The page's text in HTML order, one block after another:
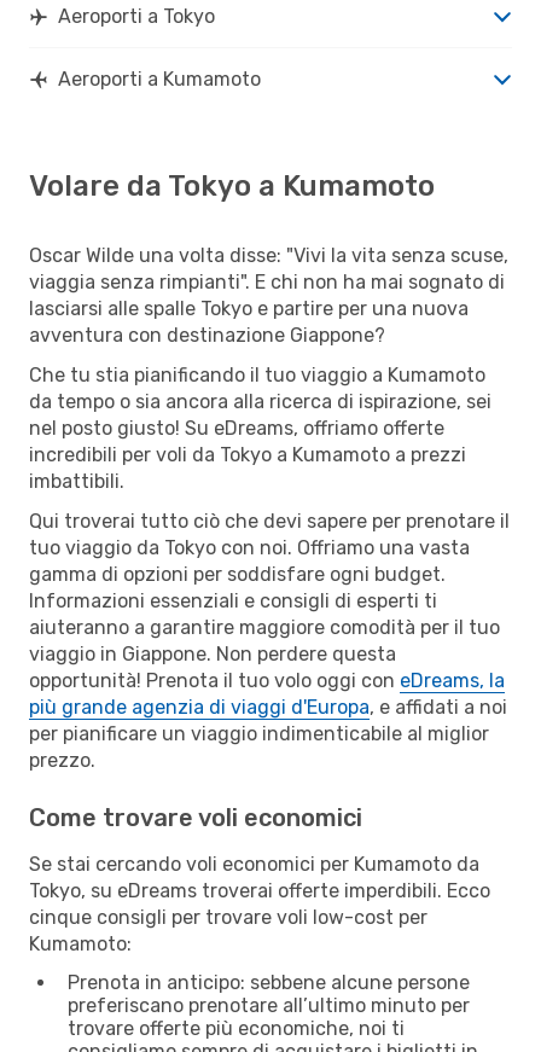
Aeroporti a Tokyo
Aeroporti a Kumamoto
Volare da Tokyo a Kumamoto
Oscar Wilde una volta disse: "Vivi la vita senza scuse,
viaggia senza rimpianti". E chi non ha mai sognato di
lasciarsi alle spalle Tokyo e partire per una nuova
avventura con destinazione Giappone?
Che tu stia pianificando il tuo viaggio a Kumamoto
da tempo o sia ancora alla ricerca di ispirazione, sei
nel posto giusto! Su eDreams, offriamo offerte
incredibili per voli da Tokyo a Kumamoto a prezzi
imbattibili.
Qui troverai tutto ciò che devi sapere per prenotare il
tuo viaggio da Tokyo con noi. Offriamo una vasta
gamma di opzioni per soddisfare ogni budget.
Informazioni essenziali e consigli di esperti ti
aiuteranno a garantire maggiore comodità per il tuo
viaggio in Giappone. Non perdere questa
opportunità! Prenota il tuo volo oggi con eDreams, la
più grande agenzia di viaggi d'Europa, e affidati a noi
per pianificare un viaggio indimenticabile al miglior
prezzo.
Come trovare voli economici
Se stai cercando voli economici per Kumamoto da
Tokyo, su eDreams troverai offerte imperdibili. Ecco
cinque consigli per trovare voli low-cost per
Kumamoto:
Prenota in anticipo: sebbene alcune persone
preferiscano prenotare all’ultimo minuto per
trovare offerte più economiche, noi ti